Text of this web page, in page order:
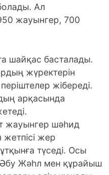
Ал
жауынгер, 700
шайқас басталады.
жүректерін
жібереді.
арқасында
жауынгер шәһид
жер
түседі. Осы
Жәһл мен құрайыш